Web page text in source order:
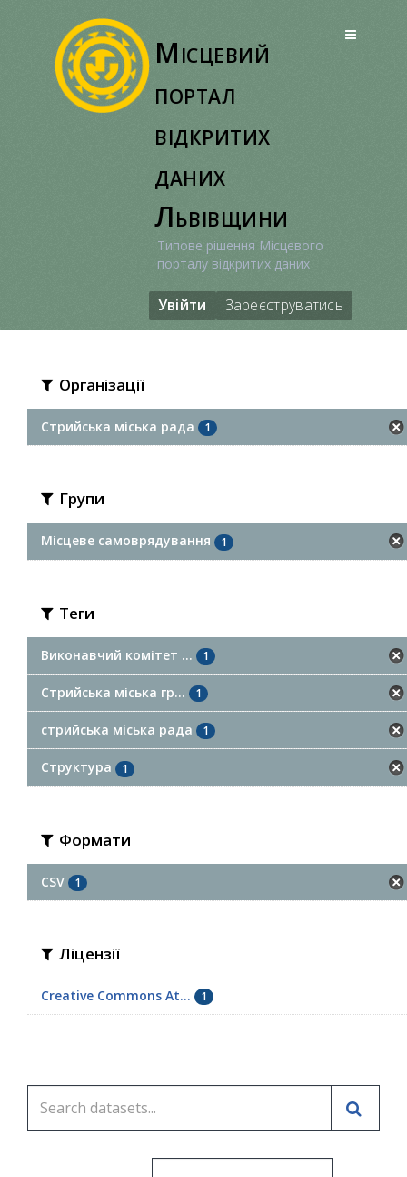
Місцевий
портал
відкритих
даних
Львівщини
Типове рішення Місцевого
порталу відкритих даних
Увійти Зареєструватись
Організації
Стрийська міська рада 1
Групи
Місцеве самоврядування 1
Теги
Виконавчий комітет ... 1
Стрийська міська гр... 1
стрийська міська рада 1
Структура 1
Формати
CSV 1
Ліцензії
Creative Commons At... 1